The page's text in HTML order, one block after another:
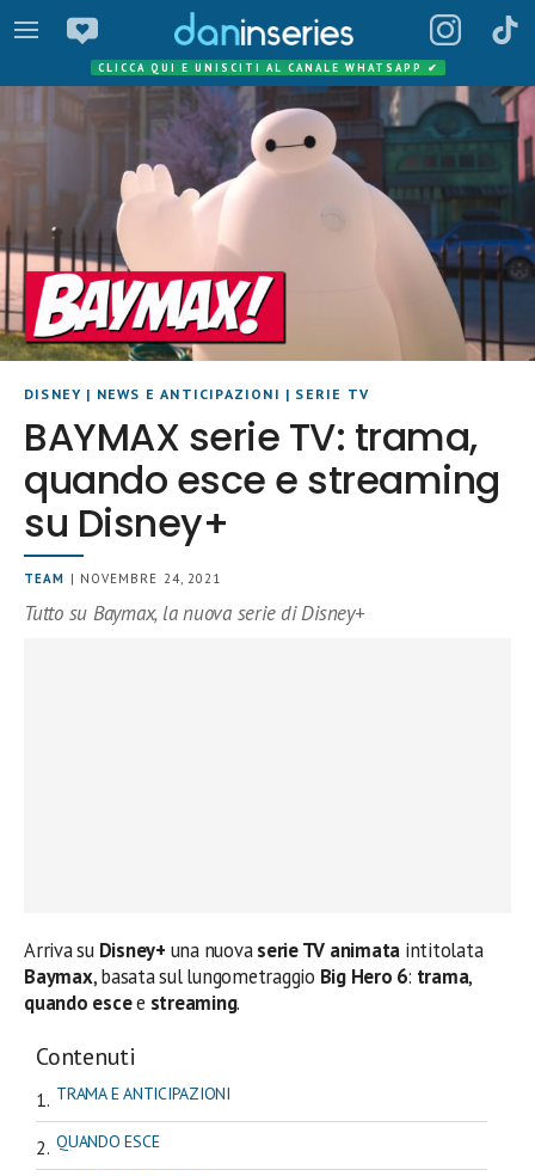
CLICCA QUI E UNISCITI AL CANALE WHATSAPP ✔
DISNEY | NEWS E ANTICIPAZIONI | SERIE TV
BAYMAX serie TV: trama,
quando esce e streaming
su Disney+
TEAM | NOVEMBRE 24, 2021
Tutto su Baymax, la nuova serie di Disney+
Arriva su Disney+ una nuovaserie TV animata intitolata
Baymax, basata sul lungometraggio Big Hero 6: trama,
quando escee streaming.
Contenuti
TRAMA E ANTICIPAZIONI
QUANDO ESCE